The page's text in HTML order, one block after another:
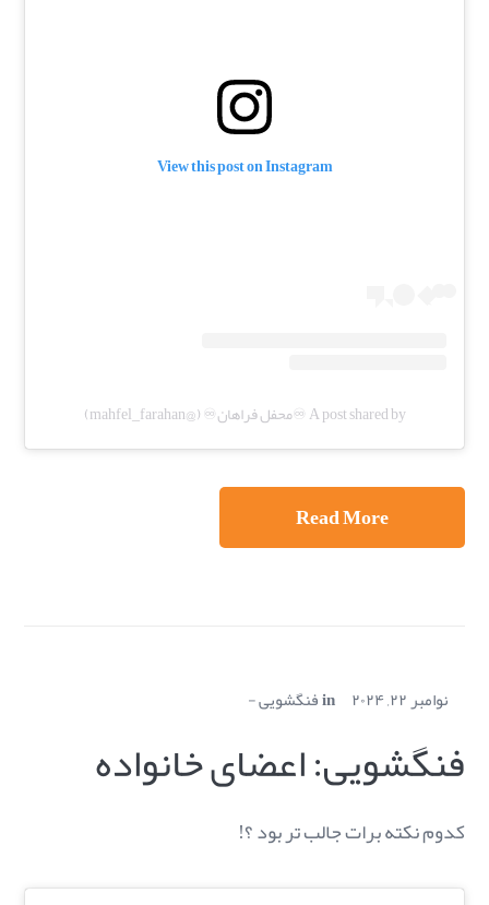
View this post on Instagram
A post shared by ♾️محفل فراهان♾️ (@mahfel_farahan)
Read More
نوامبر ۲۲, ۲۰۲۴ inفنگشویی
فنگشویی: اعضای خانواده
کدوم نکته برات جالب تر بود ؟!